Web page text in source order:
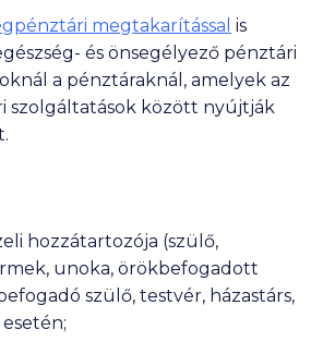
megtakarítással is
és önsegélyező pénztári
a pénztáraknál, amelyek az
szolgáltatások között nyújtják
hozzátartozója (szülő,
unoka, örökbefogadott
szülő, testvér, házastárs,